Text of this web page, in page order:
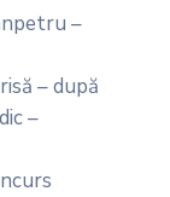
–
– după
–